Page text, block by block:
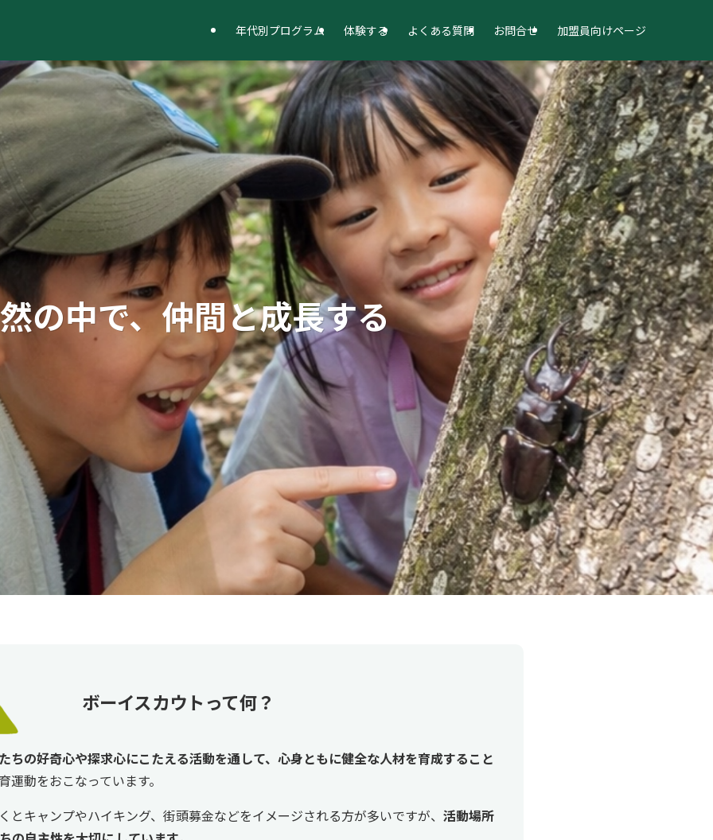
年代別プログラム 体験する よくある質問 お問合せ 加盟員向けページ
の中で、仲間と成長する
ボーイスカウトって何？
ちの好奇心や探求心にこたえる活動を通して、心身ともに健全な人材を育成すること
運動をおこなっています。
とキャンプやハイキング、街頭募金などをイメージされる方が多いですが、 活動場所